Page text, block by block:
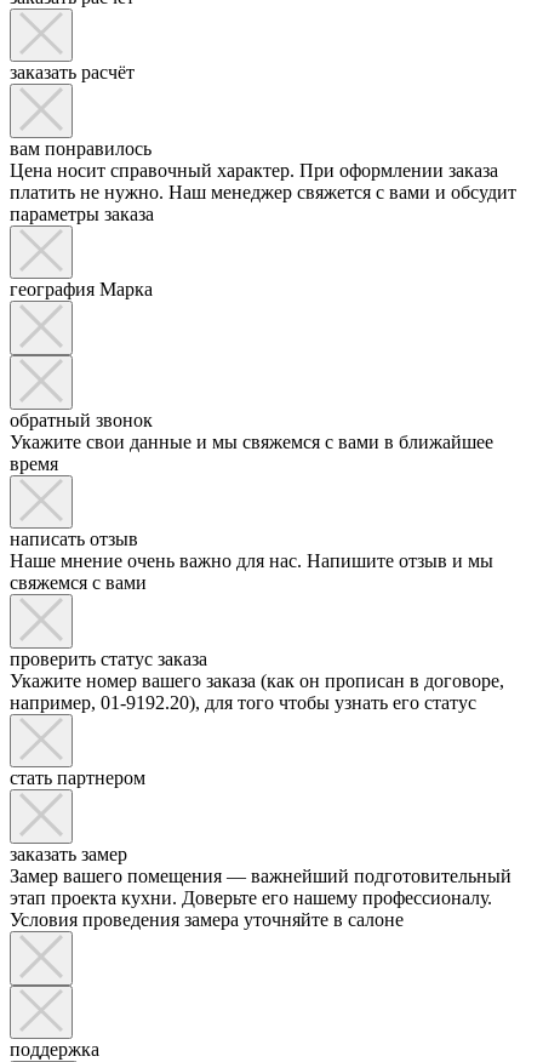
заказать расчёт
вам понравилось
Цена носит справочный характер. При оформлении заказа
платить не нужно. Наш менеджер свяжется с вами и обсудит
параметры заказа
география Марка
обратный звонок
Укажите свои данные и мы свяжемся с вами в ближайшее
время
написать отзыв
Наше мнение очень важно для нас. Напишите отзыв и мы
свяжемся с вами
проверить статус заказа
Укажите номер вашего заказа (как он прописан в договоре,
например, 01-9192.20), для того чтобы узнать его статус
стать партнером
заказать замер
Замер вашего помещения — важнейший подготовительный
этап проекта кухни. Доверьте его нашему профессионалу.
Условия проведения замера уточняйте в салоне
поддержка